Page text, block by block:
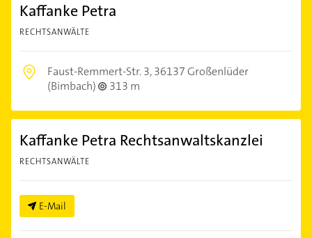
Kaffanke Petra
RECHTSANWÄLTE
Faust-Remmert-Str. 3,36137 Großenlüder
(Bimbach)
313 m
Kaffanke Petra Rechtsanwaltskanzlei
RECHTSANWÄLTE
E-Mail